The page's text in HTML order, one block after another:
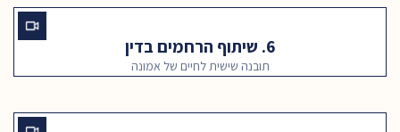
6. שיתוף הרחמים בדין
תובנה שישית לחיים של אמונה